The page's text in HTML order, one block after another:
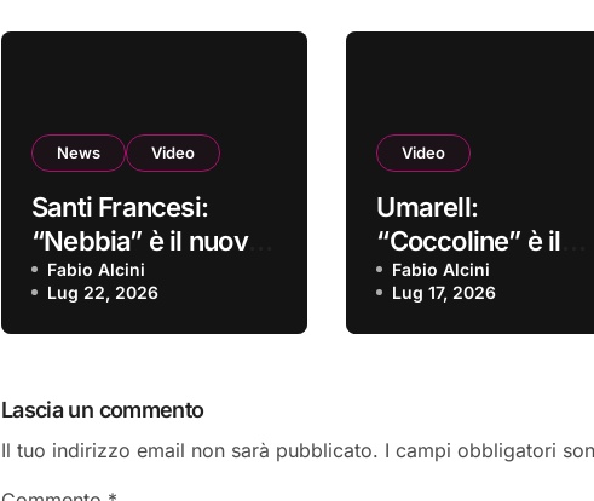
News Video
Santi Francesi:
“Nebbia” è il nuovo
video
Fabio Alcini
Lug 22, 2026
Video
Umarell:
“Coccoline” è il
nuovo video
Fabio Alcini
Lug 17, 2026
Lascia un commento
Il tuo indirizzo email non sarà pubblicato. I campi obbligatori